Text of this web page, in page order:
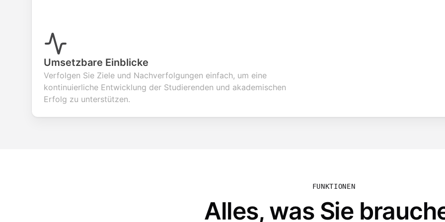
Umsetzbare Einblicke
Verfolgen Sie Ziele und Nachverfolgungen einfach, um eine
kontinuierliche Entwicklung der Studierenden und akademischen
Erfolg zu unterstützen.
FUNKTIONEN
Alles, was Sie